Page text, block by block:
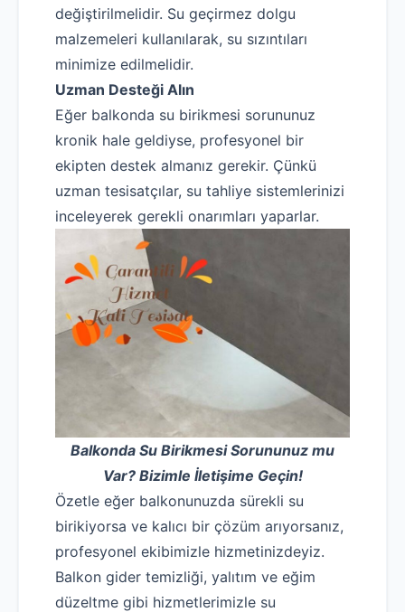
değiştirilmelidir. Su geçirmez dolgu
malzemeleri kullanılarak, su sızıntıları
minimize edilmelidir.
Uzman Desteği Alın
Eğer balkonda su birikmesi sorununuz
kronik hale geldiyse, profesyonel bir
ekipten destek almanız gerekir. Çünkü
uzman tesisatçılar, su tahliye sistemlerinizi
inceleyerek gerekli onarımları yaparlar.
Balkonda Su Birikmesi Sorununuz mu
Var? Bizimle İletişime Geçin!
Özetle eğer balkonunuzda sürekli su
birikiyorsa ve kalıcı bir çözüm arıyorsanız,
profesyonel ekibimizle hizmetinizdeyiz.
Balkon gider temizliği, yalıtım ve eğim
düzeltme gibi hizmetlerimizle su